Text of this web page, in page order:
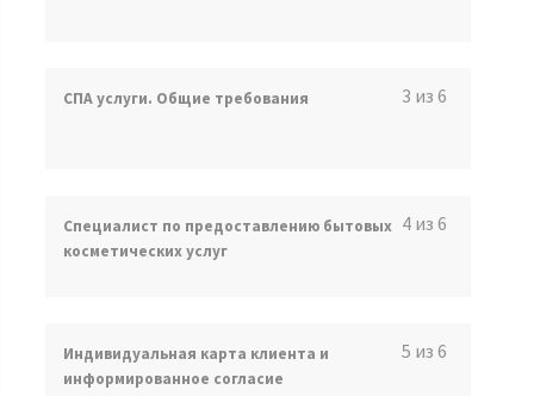
3 из 6
СПА услуги. Общие требования
4 из 6
Специалист по предоставлению бытовых
косметических услуг
5 из 6
Индивидуальная карта клиента и
информированное согласие